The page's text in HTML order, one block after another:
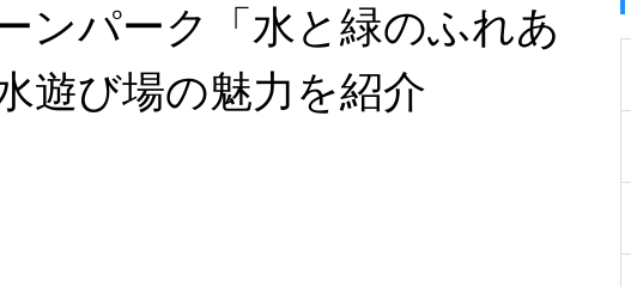
ンパーク「水と緑のふれあ
遊び場の魅力を紹介